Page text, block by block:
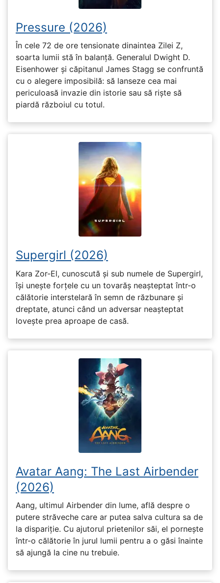
Pressure (2026)
În cele 72 de ore tensionate dinaintea Zilei Z,
soarta lumii stă în balanță. Generalul Dwight D.
Eisenhower și căpitanul James Stagg se confruntă
cu o alegere imposibilă: să lanseze cea mai
periculoasă invazie din istorie sau să riște să
piardă războiul cu totul.
Supergirl (2026)
Kara Zor-El, cunoscută și sub numele de Supergirl,
își unește forțele cu un tovarăș neașteptat într-o
călătorie interstelară în semn de răzbunare și
dreptate, atunci când un adversar neașteptat
lovește prea aproape de casă.
Avatar Aang: The Last Airbender
(2026)
Aang, ultimul Airbender din lume, află despre o
putere străveche care ar putea salva cultura sa de
la dispariție. Cu ajutorul prietenilor săi, el pornește
într-o călătorie în jurul lumii pentru a o găsi înainte
să ajungă la cine nu trebuie.